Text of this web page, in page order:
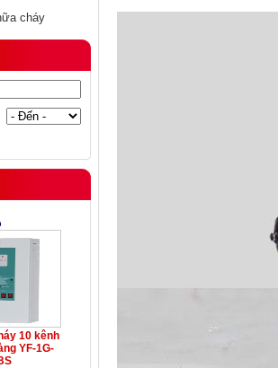
cháy
10 kênh
YF-1G-